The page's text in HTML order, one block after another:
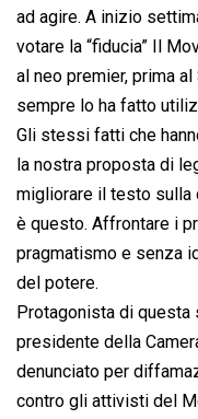
o
o
k
A
p
p
d
I
n
ad agire. A inizio
votare la “fiducia” Il
al neo premier, prima
sempre lo ha fatto
Gli stessi fatti che
la nostra proposta di
migliorare il testo sulla
è questo. Affrontare i
pragmatismo e senza
del potere.
Protagonista di questa
presidente della
denunciato per
contro gli attivisti del